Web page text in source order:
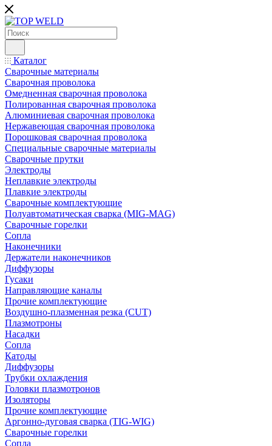
Каталог
Сварочные материалы
Сварочная проволока
Омедненная сварочная проволока
Полированная сварочная проволока
Алюминиевая сварочная проволока
Нержавеющая сварочная проволока
Порошковая сварочная проволока
Специальные сварочные материалы
Сварочные прутки
Электроды
Неплавкие электроды
Плавкие электроды
Сварочные комплектующие
Полуавтоматическая сварка (MIG-MAG)
Сварочные горелки
Сопла
Наконечники
Держатели наконечников
Диффузоры
Гусаки
Направляющие каналы
Прочие комплектующие
Воздушно-плазменная резка (CUT)
Плазмотроны
Насадки
Сопла
Катоды
Диффузоры
Трубки охлаждения
Головки плазмотронов
Изоляторы
Прочие комплектующие
Аргонно-дуговая сварка (TIG-WIG)
Сварочные горелки
Сопла